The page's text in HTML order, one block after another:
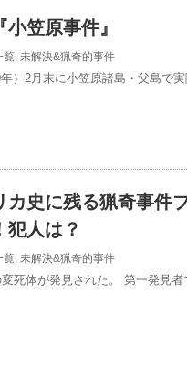
笠原事件』
覧, 未解決&猟奇的事件
）2月末に小笠原諸島・父島で実
カ史に残る猟奇事件
犯人は？
覧, 未解決&猟奇的事件
死体が発見された。 第一発見者